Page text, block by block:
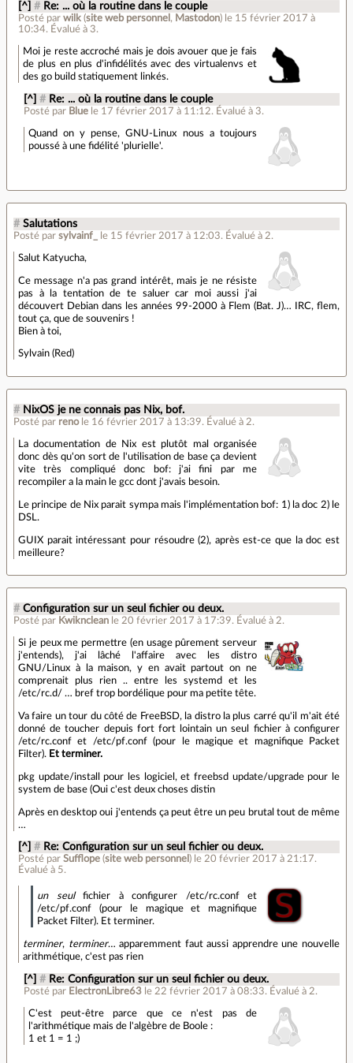
[^] # Re: ... où la routine dans le couple
Posté parwilk (site web personnel , Mastodon) le 15 février 2017 à
10:34. Évalué à 3.
Moi je reste accroché mais je dois avouer que je fais
de plus en plus d'infidélités avec des virtualenvs et
des go build statiquement linkés.
[^] # Re: ... où la routine dans le couple
Posté par Blue le 17 février 2017 à 11:12. Évalué à 3.
Quand on y pense, GNU-Linux nous a toujours
poussé à une fidélité 'plurielle'.
# Salutations
Posté par sylvainf_ le 15 février 2017 à 12:03. Évalué à 2.
Salut Katyucha,
Ce message n'a pas grand intérêt, mais je ne résiste
pas à la tentation de te saluer car moi aussi j'ai
découvert Debian dans les années 99-2000 à Flem (Bat. J)… IRC, flem,
tout ça, que de souvenirs !
Bien à toi,
Sylvain (Red)
# NixOS je ne connais pas Nix, bof.
Posté par reno le 16 février 2017 à 13:39. Évalué à 2.
La documentation de Nix est plutôt mal organisée
donc dès qu'on sort de l'utilisation de base ça devient
vite très compliqué donc bof: j'ai fini par me
recompiler a la main le gcc dont j'avais besoin.
Le principe de Nix parait sympa mais l'implémentation bof: 1) la doc 2) le
DSL.
GUIX parait intéressant pour résoudre (2), après est-ce que la doc est
meilleure?
# Configuration sur un seul fichier ou deux.
Posté par Kwiknclean le 20 février 2017 à 17:39. Évalué à 2.
Si je peux me permettre (en usage pûrement serveur
j'entends), j'ai lâché l'affaire avec les distro
GNU/Linux à la maison, y en avait partout on ne
comprenait plus rien .. entre les systemd et les
/etc/rc.d/ … bref trop bordélique pour ma petite tête.
Va faire un tour du côté de FreeBSD, la distro la plus carré qu'il m'ait été
donné de toucher depuis fort fort lointain un seul fichier à configurer
/etc/rc.conf et /etc/pf.conf (pour le magique et magnifique Packet
Filter). Et terminer.
pkg update/install pour les logiciel, et freebsd update/upgrade pour le
system de base (Oui c'est deux choses distin
Après en desktop oui j'entends ça peut être un peu brutal tout de même
…
[^] # Re: Configuration sur un seul fichier ou deux.
Posté parSufflope (site web personnel ) le 20 février 2017 à 21:17.
Évalué à 5.
un seulfichier à configurer /etc/rc.conf et
/etc/pf.conf (pour le magique et magnifique
Packet Filter). Et terminer.
terminer, terminer… apparemment faut aussi apprendre une nouvelle
arithmétique, c'est pas rien
[^] # Re: Configuration sur un seul fichier ou deux.
Posté par ElectronLibre63 le 22 février 2017 à 08:33. Évalué à 2.
C'est peut-être parce que ce n'est pas de
l'arithmétique mais de l'algèbre de Boole :
1 et 1 = 1 ;)